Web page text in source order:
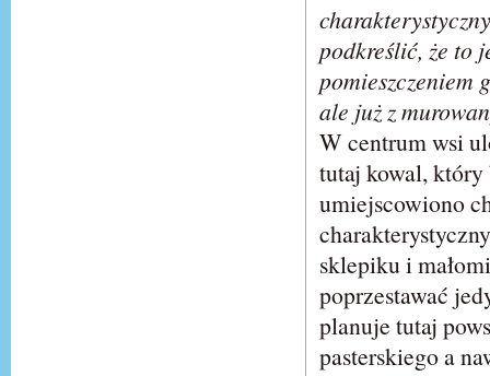
podkreślić, że to
pomieszczeniem
ale już z
W centrum wsi
tutaj kowal, który
umiejscowiono
sklepiku i
poprzestawać
planuje tutaj
pasterskiego a